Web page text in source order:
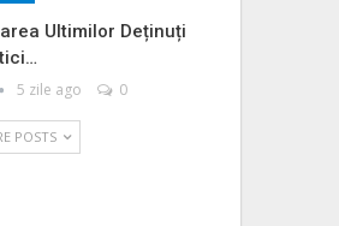
Ultimilor Deținuți
5 zile ago 0
POSTS